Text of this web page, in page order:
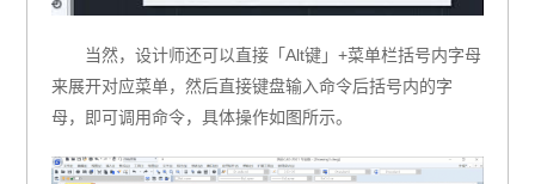
当然，设计师还可以直接「Alt键」+菜单栏括号内字母
来展开对应菜单，然后直接键盘输入命令后括号内的字
母，即可调用命令，具体操作如图所示。